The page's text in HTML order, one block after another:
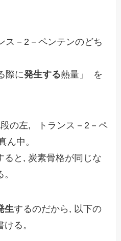
－2－ペンテンのどち
際に発生する熱量」 を
の左, トランス－2－ペ
ん中。
ると, 炭素骨格が同じな
生するのだから, 以下の
る。